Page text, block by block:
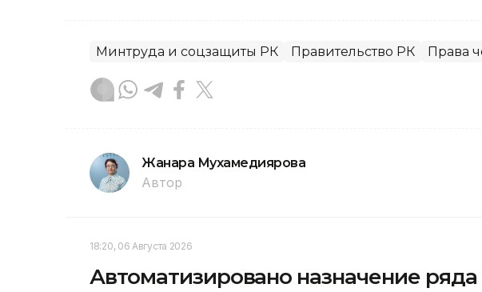
Минтруда и соцзащиты РК Правительство РК Права
Жанара Мухамедиярова
Автор
18:20, 06 Августа 2026
Автоматизировано назначение